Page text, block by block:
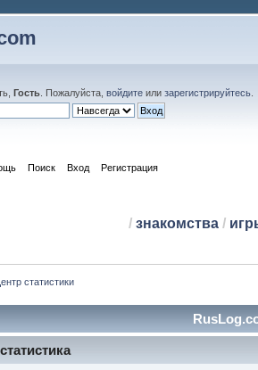
Гость . Пожалуйста, войдите или зарегистрируйтесь
Поиск Вход Регистрация
/ знакомства/
статистики